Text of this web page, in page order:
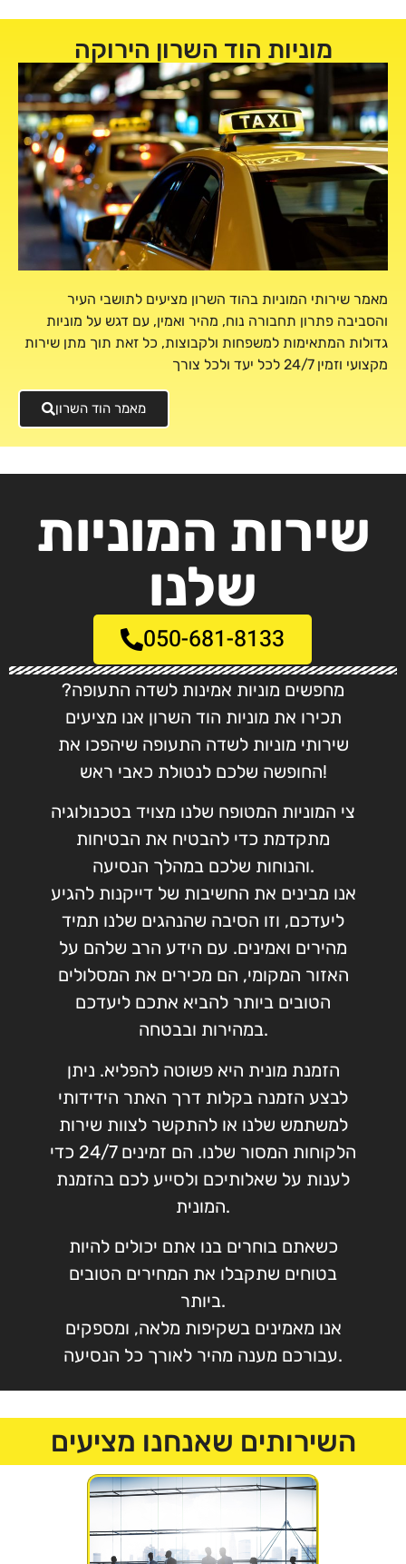
מאמר שירותי המוניות בהוד השרון מציעים לתושבי העיר
והסביבה פתרון תחבורה נוח, מהיר ואמין, עם דגש על מוניות
גדולות המתאימות למשפחות ולקבוצות, כל זאת תוך מתן שירות
מקצועי וזמין 24/7 לכל יעד ולכל צורך
מאמר הוד השרון
מוניות הוד השרון הירוקה
שירות המוניות
שלנו
050-681-8133
מחפשים מוניות אמינות לשדה התעופה?
תכירו את מוניות הוד השרון אנו מציעים
שירותי מוניות לשדה התעופה שיהפכו את
החופשה שלכם לנטולת כאבי ראש!
צי המוניות המטופח שלנו מצויד בטכנולוגיה
מתקדמת כדי להבטיח את הבטיחות
והנוחות שלכם במהלך הנסיעה.
אנו מבינים את החשיבות של דייקנות להגיע
ליעדכם, וזו הסיבה שהנהגים שלנו תמיד
מהירים ואמינים. עם הידע הרב שלהם על
האזור המקומי, הם מכירים את המסלולים
הטובים ביותר להביא אתכם ליעדכם
במהירות ובבטחה.
הזמנת מונית היא פשוטה להפליא. ניתן
לבצע הזמנה בקלות דרך האתר הידידותי
למשתמש שלנו או להתקשר לצוות שירות
הלקוחות המסור שלנו. הם זמינים 24/7 כדי
לענות על שאלותיכם ולסייע לכם בהזמנת
המונית.
כשאתם בוחרים בנו אתם יכולים להיות
בטוחים שתקבלו את המחירים הטובים
ביותר.
אנו מאמינים בשקיפות מלאה, ומספקים
עבורכם מענה מהיר לאורך כל הנסיעה.
השירותים שאנחנו מציעים